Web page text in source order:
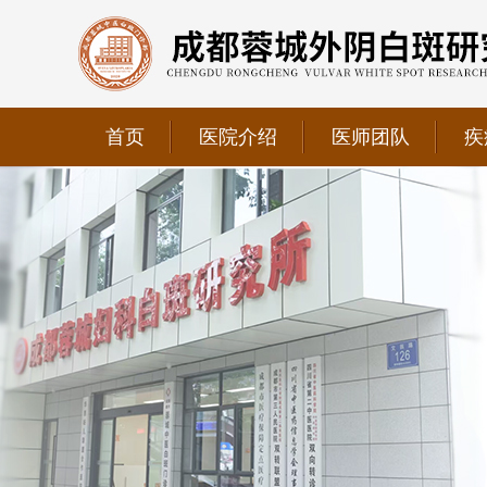
首页 医院介绍 医师团队
我院正式获选为四川省第二中医医院、成都第三人民